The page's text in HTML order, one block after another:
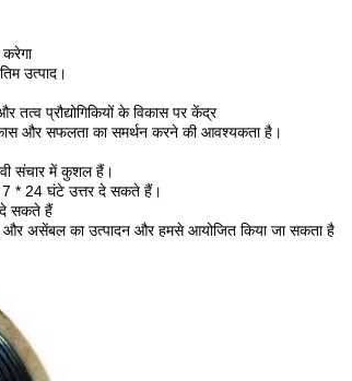
उत्पाद।
प्रौद्योगिकियों के विकास पर केंद्र
और सफलता का समर्थन करने की आवश्यकता है।
संचार में कुशल हैं।
7 * 24 घंटे उत्तर दे सकते हैं।
दे सकते हैं
असेंबल का उत्पादन और हमसे आयोजित किया जा सकता है